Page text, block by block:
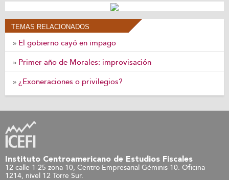
TEMAS RELACIONADOS
» El gobierno cayó en impago
» Primer año de Morales: improvisación
» ¿Exoneraciones o privilegios?
Instituto Centroamericano de Estudios Fiscales
12 calle 1-25 zona 10, Centro Empresarial Géminis 10. Oficina
1214, nivel 12 Torre Sur.